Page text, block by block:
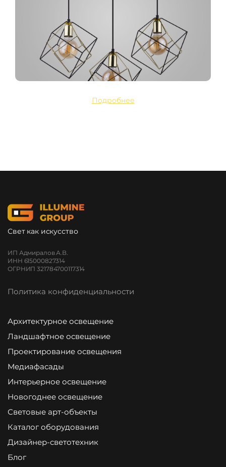
Подробнее
Свет как искусство
ИП Адмиралов А.В.
ИНН 615000827314
ОГРНИП 321784700117314
Политика конфиденциальности
Архитектурное освещение
Ландшафтное освещение
Проектирование освещения
Медиафасады
Интерьерное освещение
Новогоднее освещение
Световые арт-объекты
Каталог оборудования
Дизайнер-светотехник
Блог